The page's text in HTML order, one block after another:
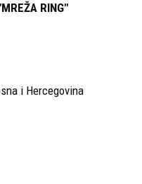
RING"
i Hercegovina